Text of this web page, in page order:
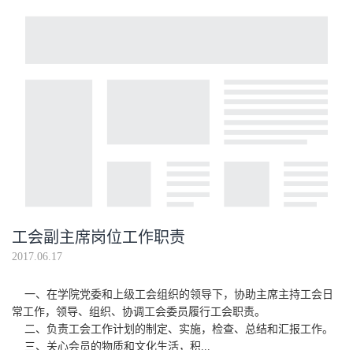
工会副主席岗位工作职责
2017.06.17
一、在学院党委和上级工会组织的领导下，协助主席主持工会日
常工作，领导、组织、协调工会委员履行工会职责。
二、负责工会工作计划的制定、实施，检查、总结和汇报工作。
三、关心会员的物质和文化生活，积...